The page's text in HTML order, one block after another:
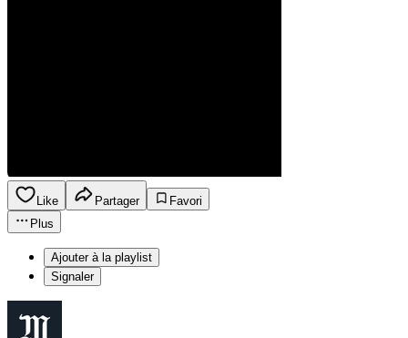
Like Partager
Favori
Plus
Ajouter à la playlist
Signaler